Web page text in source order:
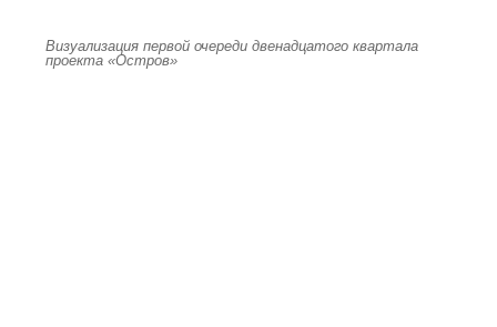
Визуализация первой очереди двенадцатого квартала
проекта «Остров»